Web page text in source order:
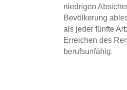
niedrigen
Bevölkerung
als jeder fünfte
Erreichen des
berufsunfähig.